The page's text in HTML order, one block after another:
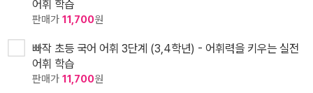
어휘 학습
판매가 11,700원
빠작 초등 국어 어휘 3단계 (3,4학년) - 어휘력을 키우는 실전
어휘 학습
판매가 11,700원